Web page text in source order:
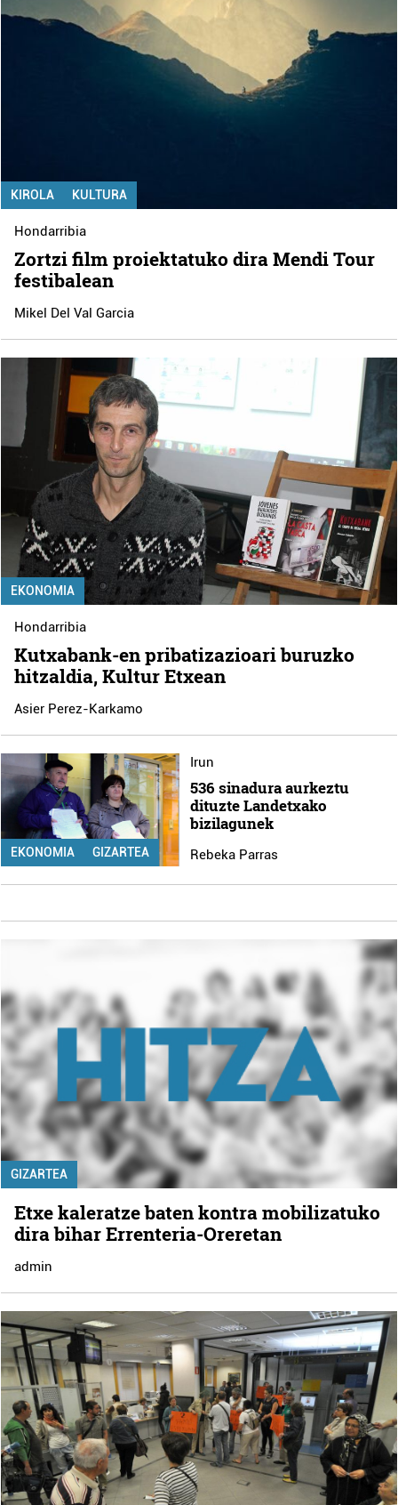
KIROLA KULTURA
Hondarribia
Zortzi film proiektatuko dira Mendi Tour
festibalean
Mikel Del Val Garcia
EKONOMIA
Hondarribia
Kutxabank-en pribatizazioari buruzko
hitzaldia, Kultur Etxean
Asier Perez-Karkamo
EKONOMIA GIZARTEA
Irun
536 sinadura aurkeztu
dituzte Landetxako
bizilagunek
Rebeka Parras
GIZARTEA
Etxe kaleratze baten kontra mobilizatuko
dira bihar Errenteria-Oreretan
admin